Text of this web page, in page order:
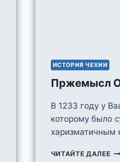
ИСТОРИЯ ЧЕХИИ
Пржемысл
В 1233 году у
которому было
харизматичным
ЧИТАЙТЕ ДАЛЕЕ